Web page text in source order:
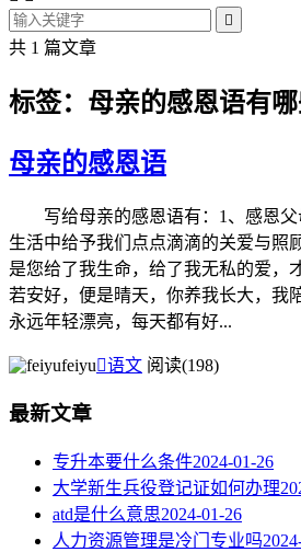

共 1 篇文章
标签：母亲的感恩语有
母亲的感恩语
写给母亲的感恩语有：1、感恩父
生活中给予我们点点滴滴的关爱与照
是您给了我生命，给了我无私的爱，
若安好，便是晴天，你养我长大，我
永远年轻漂亮，每天都有好...
feiyu语文 阅读(198)
最新文章
专升本要什么条件2024-01-26
大学新生兵役登记证如何办理
atd是什么意思2024-01-26
人力资源管理是冷门专业吗